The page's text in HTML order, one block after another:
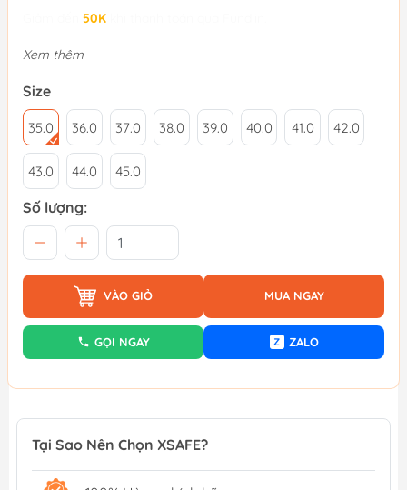
50K
Xem thêm
Size
35.0 36.0 37.0 38.0 39.0 40.0 41.0 42.0
43.0 44.0 45.0
Số lượng:
VÀO GIỎ MUA NGAY
GỌI NGAY Z ZALO
Tại Sao Nên Chọn XSAFE?